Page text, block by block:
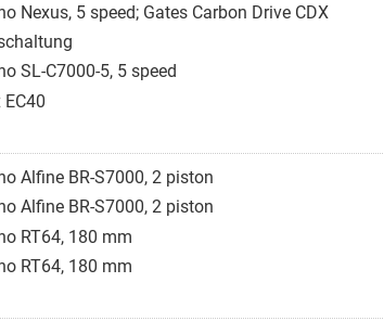
Nexus, 5 speed; Gates Carbon Drive CDX
SL-C7000-5, 5 speed
Alfine BR-S7000, 2 piston
Alfine BR-S7000, 2 piston
RT64, 180 mm
RT64, 180 mm